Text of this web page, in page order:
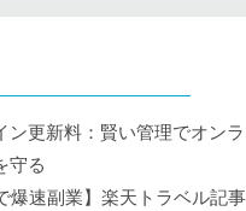
ン更新料：賢い管理でオン
守る
爆速副業】楽天トラベル記